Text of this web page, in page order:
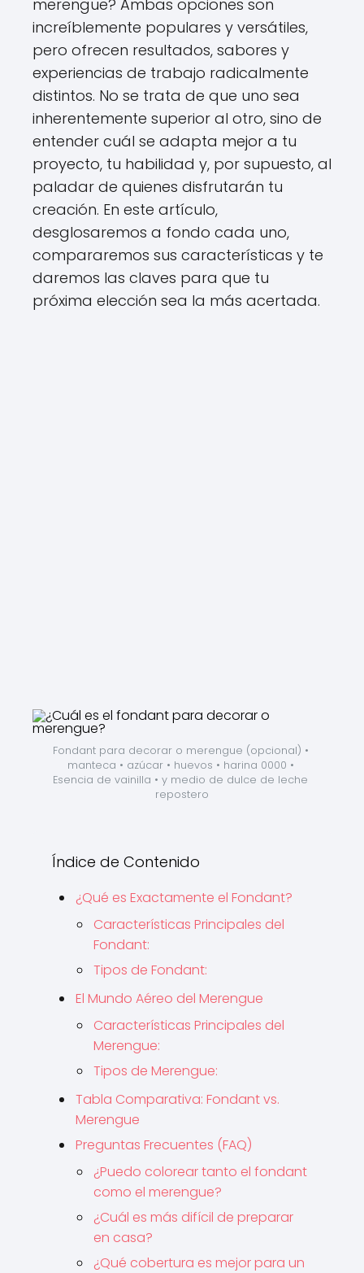
merengue? Ambas opciones son
increíblemente populares y versátiles,
pero ofrecen resultados, sabores y
experiencias de trabajo radicalmente
distintos. No se trata de que uno sea
inherentemente superior al otro, sino de
entender cuál se adapta mejor a tu
proyecto, tu habilidad y, por supuesto, al
paladar de quienes disfrutarán tu
creación. En este artículo,
desglosaremos a fondo cada uno,
compararemos sus características y te
daremos las claves para que tu
próxima elección sea la más acertada.
Fondant para decorar o merengue (opcional) •
manteca • azúcar • huevos • harina 0000 •
Esencia de vainilla • y medio de dulce de leche
repostero
Índice de Contenido
¿Qué es Exactamente el Fondant?
Características Principales del
Fondant:
Tipos de Fondant:
El Mundo Aéreo del Merengue
Características Principales del
Merengue:
Tipos de Merengue:
Tabla Comparativa: Fondant vs.
Merengue
Preguntas Frecuentes (FAQ)
¿Puedo colorear tanto el fondant
como el merengue?
¿Cuál es más difícil de preparar
en casa?
¿Qué cobertura es mejor para un